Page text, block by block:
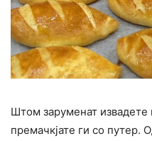
Штом заруменат
премачкјате ги со путер.